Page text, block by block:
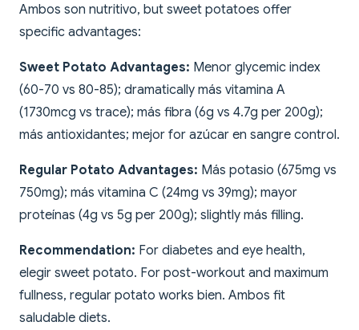
Ambos son nutritivo, but sweet potatoes offer
specific advantages:
Sweet Potato Advantages: Menor glycemic index
(60-70 vs 80-85); dramatically más vitamina A
(1730mcg vs trace); más fibra (6g vs 4.7g per 200g);
más antioxidantes; mejor for azúcar en sangre control.
Regular Potato Advantages: Más potasio (675mg vs
750mg); más vitamina C (24mg vs 39mg); mayor
proteínas (4g vs 5g per 200g); slightly más filling.
Recommendation: For diabetes and eye health,
elegir sweet potato. For post-workout and maximum
fullness, regular potato works bien. Ambos fit
saludable diets.